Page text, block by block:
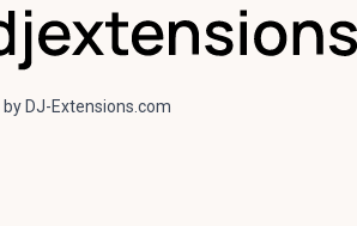
by DJ-Extensions.com